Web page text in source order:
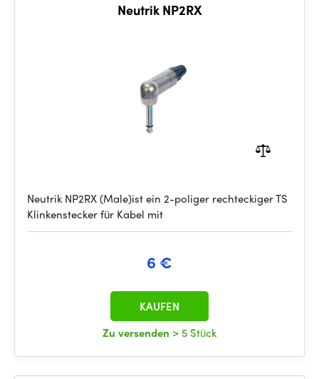
Neutrik NP2RX
Neutrik NP2RX (Male)ist ein 2-poliger rechteckiger TS
Klinkenstecker für Kabel mit
6 €
Zu versenden > 5 Stück
KAUFEN